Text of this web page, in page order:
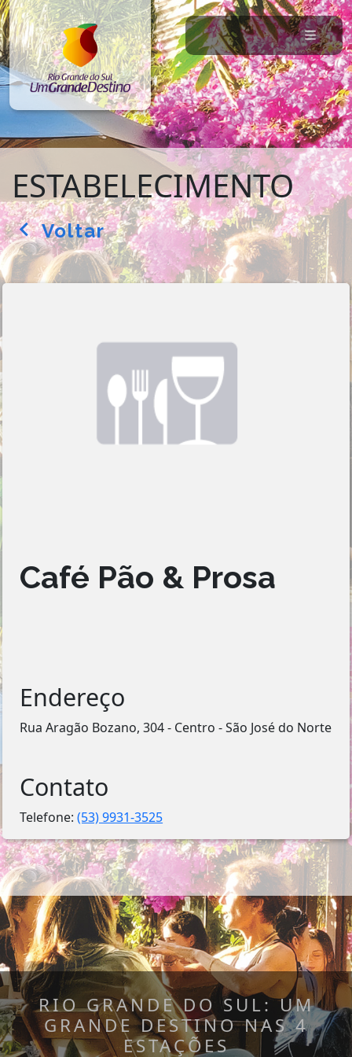
ESTABELECIMENTO
arrow_back_ios Voltar
Café Pão & Prosa
Endereço
Rua Aragão Bozano, 304 - Centro - São José do Norte
Contato
Telefone:(53) 9931-3525
RIO GRANDE DO SUL: UM
GRANDE DESTINO NAS 4
ESTAÇÕES